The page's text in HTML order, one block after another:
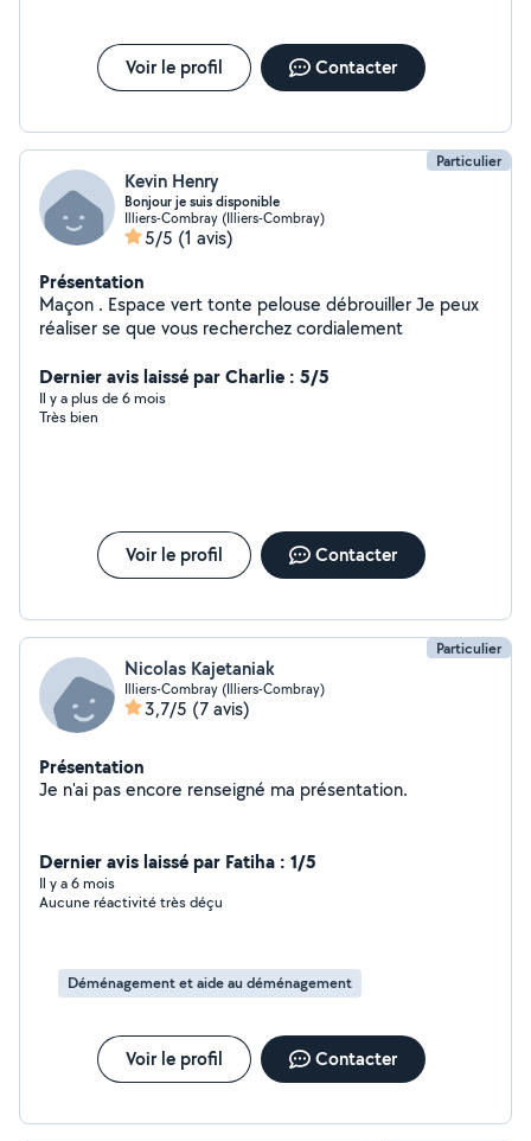
Voir le profil Contacter
Particulier
Kevin Henry
Bonjour je suis disponible
Illiers-Combray (Illiers-Combray)
5/5 (1 avis)
Présentation
Maçon . Espace vert tonte pelouse débrouiller Je peux
réaliser se que vous recherchez cordialement
Dernier avis laissé par Charlie : 5/5
Il y a plus de 6 mois
Très bien
Voir le profil Contacter
Particulier
Nicolas Kajetaniak
Illiers-Combray (Illiers-Combray)
3,7/5 (7 avis)
Présentation
Je n'ai pas encore renseigné ma présentation.
Dernier avis laissé par Fatiha : 1/5
Il y a 6 mois
Aucune réactivité très déçu
Déménagement et aide au déménagement
Voir le profil Contacter